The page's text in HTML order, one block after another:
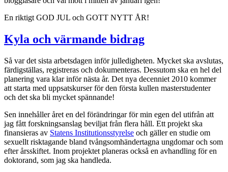
En riktigt GOD JUL och GOTT NYTT ÅR!
Kyla och värmande bidrag
Så var det sista arbetsdagen inför julledigheten. Mycket ska avslutas,
färdigställas, registreras och dokumenteras. Dessutom ska en hel del
planering vara klar inför nästa år. Det nya decenniet 2010 kommer
att starta med uppsatskurser för den första kullen masterstudenter
och det ska bli mycket spännande!
Sen innehåller året en del förändringar för min egen del utifrån att
jag fått forskningsanslag beviljat från flera håll. Ett projekt ska
finansieras av Statens Institutionsstyrelse och gäller en studie om
sexuellt risktagande bland tvångsomhändertagna ungdomar och som
efter årsskiftet. Inom projektet planeras också en avhandling för en
doktorand, som jag ska handleda.